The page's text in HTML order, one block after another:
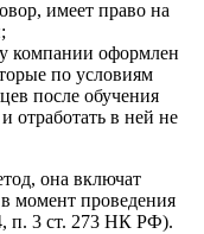
имеет право на
компании оформлен
по условиям
после обучения
отработать в ней не
она включат
момент проведения
п. 3 ст. 273 НК РФ).